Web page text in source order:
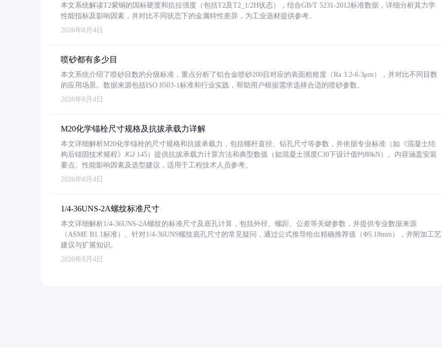
本文系统解读T2紫铜的国标硬度和抗拉强度（包括T2及T2_1/2H状态），结合GB/T 5231-2012标准数据，详细分析其力学
性能指标及影响因素，并对比不同状态下的金属特性差异，为工业选材提供参考。
2026年8月4日
喷砂都有多少目
本文系统介绍了喷砂目数的分级标准，重点分析了铝合金喷砂200目对应的表面粗糙度（Ra 3.2-6.3μm），并对比不同目数
的应用场景。数据来源包括ISO 8503-1标准和行业实践，帮助用户根据需求选择合适的喷砂参数。
2026年8月4日
M20化学锚栓尺寸规格及抗拔承载力详解
本文详细解析M20化学锚栓的尺寸规格和抗拔承载力，包括螺杆直径、钻孔尺寸等参数，并依据专业标准（如《混凝土结
构后锚固技术规程》JGJ 145）提供抗拔承载力计算方法和典型数值（如混凝土强度C30下设计值约80kN）。内容涵盖安装
要点、性能影响因素及选型建议，适用于工程技术人员参考。
2026年8月4日
1/4-36UNS-2A螺纹标准尺寸
本文详细解析1/4-36UNS-2A螺纹的标准尺寸及底孔计算，包括外径、螺距、公差等关键参数，并提供专业数据来源
（ASME B1.1标准）。针对1/4-36UNS螺纹底孔尺寸的常见疑问，通过公式推导给出精确推荐值（Φ5.18mm），并附加工艺
建议与扩展知识。
2026年8月4日